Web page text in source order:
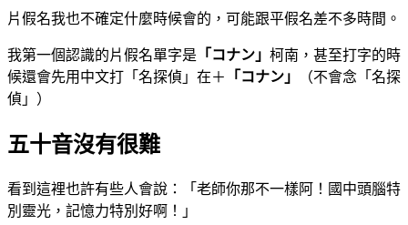
片假名我也不確定什麼時候會的，可能跟平假名差不多時間。
我第一個認識的片假名單字是 「コナン」 柯南，甚至打字的時
候還會先用中文打「名探偵」在＋
「コナン」
（不會念「名探
偵」）
五十音沒有很難
看到這裡也許有些人會說：「老師你那不一樣阿！國中頭腦特
別靈光，記憶力特別好啊！」